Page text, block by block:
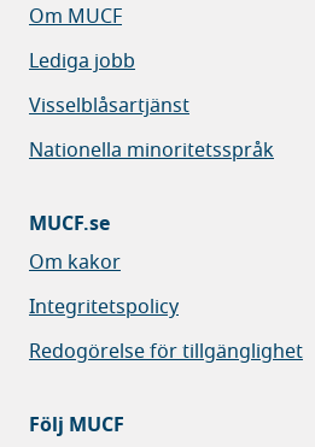
Om MUCF
Lediga jobb
Visselblåsartjänst
Nationella minoritetsspråk
MUCF.se
Om kakor
Integritetspolicy
Redogörelse för tillgänglighet
Följ MUCF